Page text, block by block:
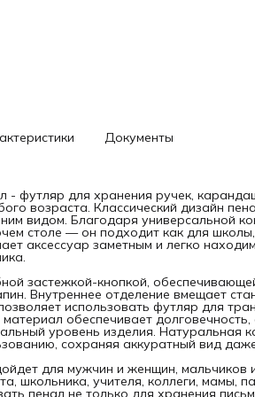
Документы
- футляр для хранения ручек,
возраста. Классический дизайн
видом. Благодаря универсальной
столе — он подходит как для
аксессуар заметным и легко
застежкой-кнопкой,
Внутреннее отделение вмещает
использовать футляр для
материал обеспечивает
уровень изделия. Натуральная
сохраняя аккуратный вид
для мужчин и женщин,
школьника, учителя, коллеги, мамы,
пенал не только для хранения